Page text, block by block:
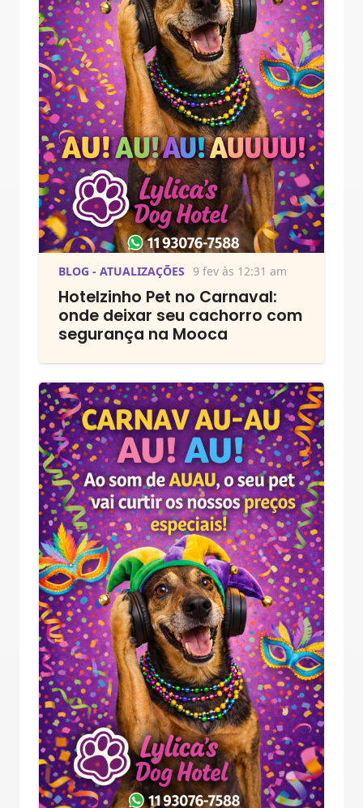
BLOG - ATUALIZAÇÕES 9 fev às 12:31 am
Hotelzinho Pet no Carnaval:
onde deixar seu cachorro com
segurança na Mooca